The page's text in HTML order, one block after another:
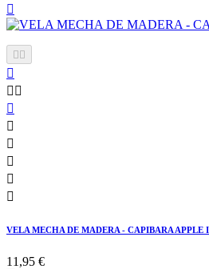

 

 






VELA MECHA DE MADERA - CAPIBARA APPLE
11,95 €